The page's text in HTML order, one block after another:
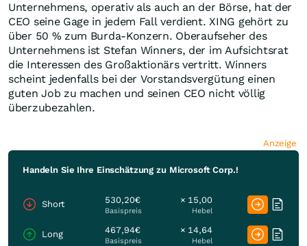
Unternehmens, operativ als auch an der Börse, hat der
CEO seine Gage in jedem Fall verdient. XING gehört zu
über 50 % zum Burda-Konzern. Oberaufseher des
Unternehmens ist Stefan Winners, der im Aufsichtsrat
die Interessen des Großaktionärs vertritt. Winners
scheint jedenfalls bei der Vorstandsvergütung einen
guten Job zu machen und seinen CEO nicht völlig
überzubezahlen.
Anzeige
Handeln Sie Ihre Einschätzung zu Microsoft Corp.!
Short 530,20€
Basispreis
× 15,00
Hebel
Long 467,94€
Basispreis
× 14,64
Hebel